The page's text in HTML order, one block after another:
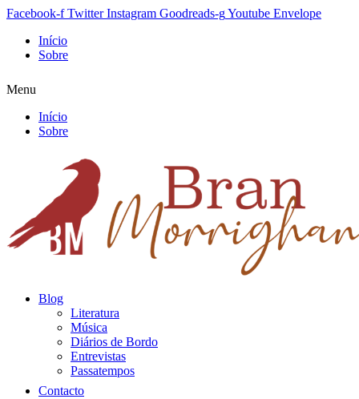
Facebook-f Twitter Instagram Goodreads-gYoutube Envelope
Início
Sobre
Menu
Início
Sobre
Blog
Literatura
Música
Diários de Bordo
Entrevistas
Passatempos
Contacto